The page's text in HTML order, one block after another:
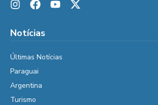
Notícias
Últimas Notícias
Paraguai
Argentina
Turismo